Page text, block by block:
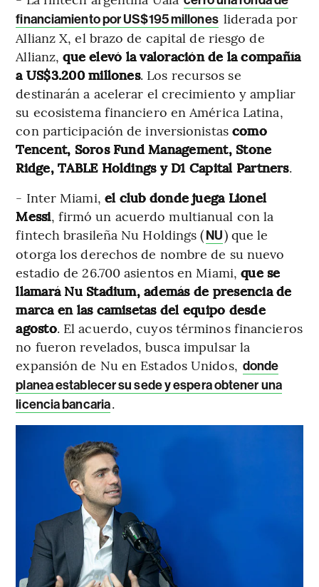
financiamiento por US$195 millones liderada por
Allianz X, el brazo de capital de riesgo de
Allianz,que elevó la valoración de la compañía
a US$3.200 millones. Los recursos se
destinarán a acelerar el crecimiento y ampliar
su ecosistema financiero en América Latina,
con participación de inversionistas como
Tencent, Soros Fund Management, Stone
Ridge, TABLE Holdings y D1 Capital Partners.
- Inter Miami, el club donde juega Lionel
Messi, firmó un acuerdo multianual con la
fintech brasileña Nu Holdings (NU) que le
otorga los derechos de nombre de su nuevo
estadio de 26.700 asientos en Miami,que se
llamará Nu Stadium, además de presencia de
marca en las camisetas del equipo desde
agosto. El acuerdo, cuyos términos financieros
no fueron revelados, busca impulsar la
expansión de Nu en Estados Unidos, donde
planea establecer su sede y espera obtener una
licencia bancaria.